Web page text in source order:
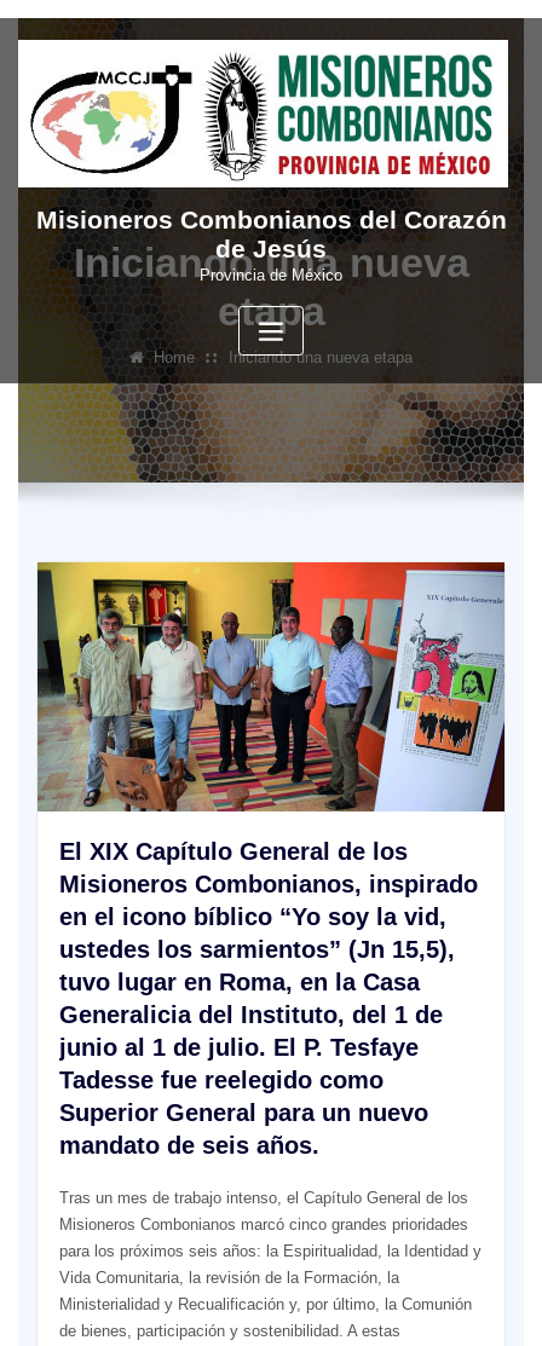
Skip
content
Misioneros Combonianos del Corazón
de Jesús
Provincia de México
Iniciando una nueva
etapa
Home Iniciando una nueva etapa
El XIX Capítulo General de los
Misioneros Combonianos, inspirado
en el icono bíblico “Yo soy la vid,
ustedes los sarmientos” (Jn 15,5),
tuvo lugar en Roma, en la Casa
Generalicia del Instituto, del 1 de
junio al 1 de julio. El P. Tesfaye
Tadesse fue reelegido como
Superior General para un nuevo
mandato de seis años.
Tras un mes de trabajo intenso, el Capítulo General de los
Misioneros Combonianos marcó cinco grandes prioridades
para los próximos seis años: la Espiritualidad, la Identidad y
Vida Comunitaria, la revisión de la Formación, la
Ministerialidad y Recualificación y, por último, la Comunión
de bienes, participación y sostenibilidad. A estas